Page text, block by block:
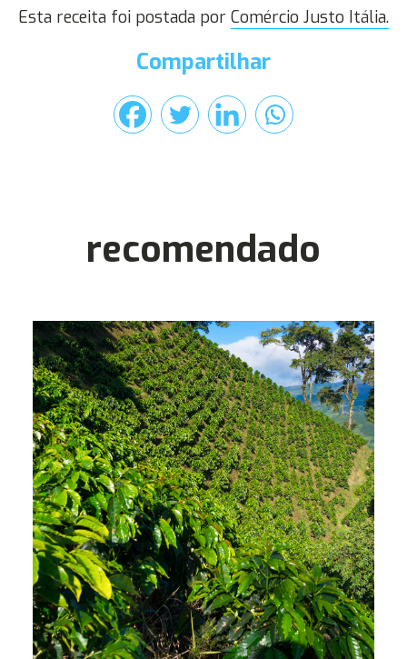
Esta receita foi postada por Comércio Justo Itália.
Compartilhar
recomendado